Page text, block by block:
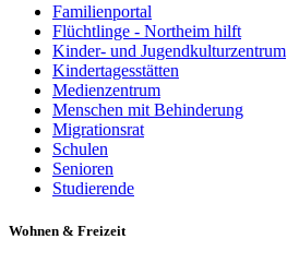
Familienportal
Flüchtlinge - Northeim hilft
Kinder- und Jugendkulturzentrum
Kindertagesstätten
Medienzentrum
Menschen mit Behinderung
Migrationsrat
Schulen
Senioren
Studierende
Wohnen & Freizeit